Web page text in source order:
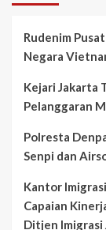
Rudenim
Negara
Kejari Jakarta
Pelanggaran
Polresta
Senpi dan
Kantor
Capaian
Ditjen Imigrasi